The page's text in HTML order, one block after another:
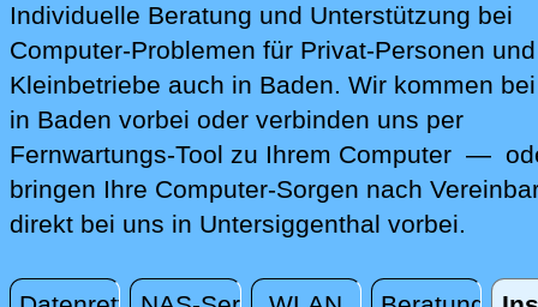
Individuelle Beratung und Unterstützung bei
Computer-Problemen für Privat-Personen und
Kleinbetriebe auch in Baden. Wir kommen
in Baden vorbei oder verbinden uns per
Fernwartungs-Tool zu Ihrem Computer —
bringen Ihre Computer-Sorgen nach
direkt bei uns in Untersiggenthal vorbei.